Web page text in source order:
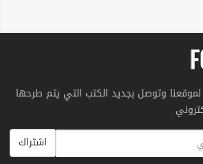
لموقعنا وتوصل بجديد الكتب التي يتم طرحها
اشتراك